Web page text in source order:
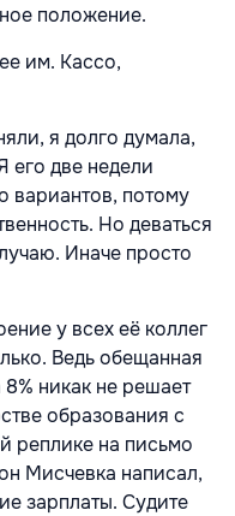
положение.
им. Кассо,
я долго думала,
его две недели
вариантов, потому
Но деваться
Иначе просто
у всех её коллег
Ведь обещанная
никак не решает
образования с
реплике на письмо
Мисчевка написал,
зарплаты. Судите